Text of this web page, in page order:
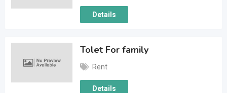
Details
Tolet For family
Rent
Details